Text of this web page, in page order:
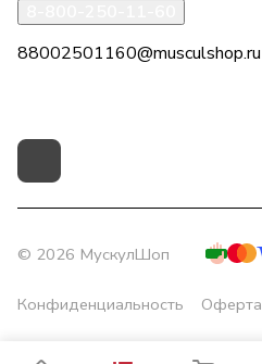
88002501160@musculshop.ru
© 2026 МускулШоп
Конфиденциальность Оферта